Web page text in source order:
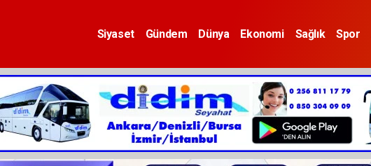
Siyaset Gündem Dünya Ekonomi Sağlık Spor